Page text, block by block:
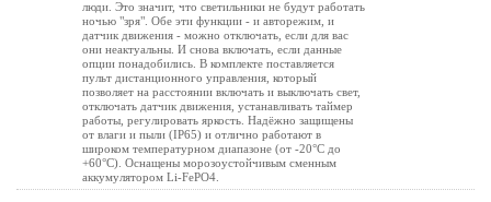
люди. Это значит, что светильники не будут работать
ночью "зря". Обе эти функции - и авторежим, и
датчик движения - можно отключать, если для вас
они неактуальны. И снова включать, если данные
опции понадобились. В комплекте поставляется
пульт дистанционного управления, который
позволяет на расстоянии включать и выключать свет,
отключать датчик движения, устанавливать таймер
работы, регулировать яркость. Надёжно защищены
от влаги и пыли (IP65) и отлично работают в
широком температурном диапазоне (от -20°C до
+60°C). Оснащены морозоустойчивым сменным
аккумулятором Li-FePO4.